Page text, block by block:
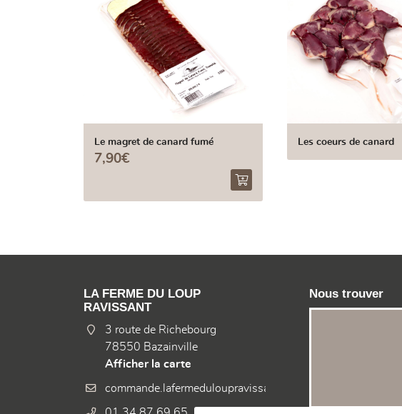
Le magret de canard fumé
7,90€
Les coeurs de canard
LA FERME DU LOUP
RAVISSANT
3 route de Richebourg
78550 Bazainville
Afficher la carte
Nous trouver